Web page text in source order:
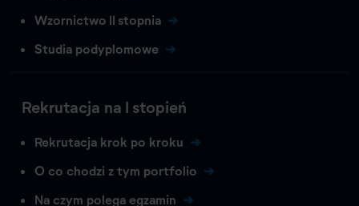
Wzornictwo II stopnia
Studia podyplomowe
Rekrutacja na I stopień
Rekrutacja krok po kroku
O co chodzi z tym portfolio
Na czym polega egzamin